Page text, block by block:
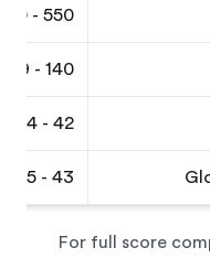
550 - 940
140 - 179
42 - 94
43 - 75
For full score